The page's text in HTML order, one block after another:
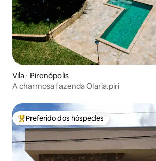
Vila ⋅ Pirenópolis
A charmosa fazenda Olaria.piri
Entre os melhores preferidos dos hóspedes
Preferido dos hóspedes